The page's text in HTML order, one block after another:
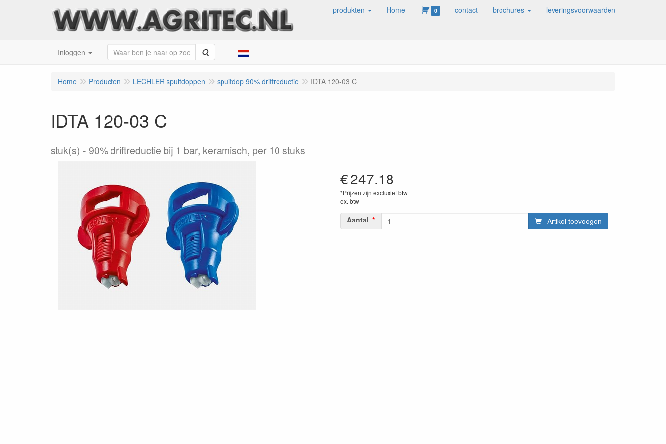
produkten Home 0 contact brochures leveringsvoorwaarden
Inloggen Zoeken
Home Producten LECHLER spuitdoppen spuitdop 90% driftreductie IDTA 120-03 C
IDTA 120-03 C
stuk(s) 90% driftreductie bij 1 bar, keramisch, per 10 stuks
€247.18
*Prijzen zijn exclusief btw
ex. btw
Aantal Artikel toevoegen